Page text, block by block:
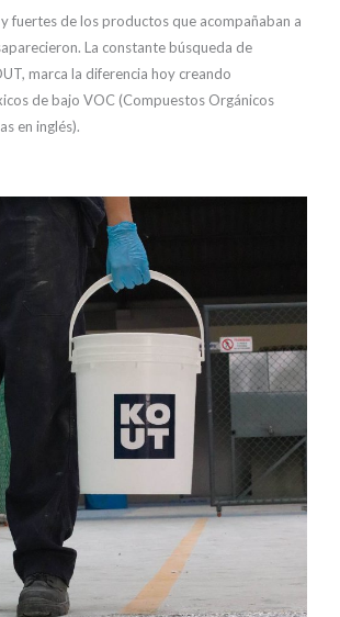
fuertes de los productos que acompañaban a
La constante búsqueda de
marca la diferencia hoy creando
de bajo VOC (Compuestos Orgánicos
en inglés).